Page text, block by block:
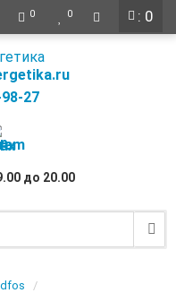
: 0
0 0
27
до 20.00